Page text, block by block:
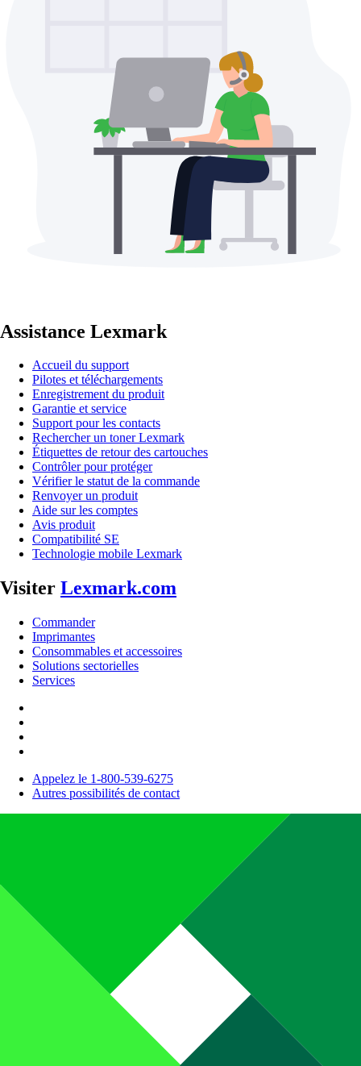
Assistance Lexmark
Accueil du support
Pilotes et téléchargements
Enregistrement du produit
Garantie et service
Support pour les contacts
Rechercher un toner Lexmark
Étiquettes de retour des cartouches
Contrôler pour protéger
Vérifier le statut de la commande
Renvoyer un produit
Aide sur les comptes
Avis produit
Compatibilité SE
Technologie mobile Lexmark
Visiter Lexmark.com
Commander
Imprimantes
Consommables et accessoires
Solutions sectorielles
Services
Appelez le 1-800-539-6275
Autres possibilités de contact